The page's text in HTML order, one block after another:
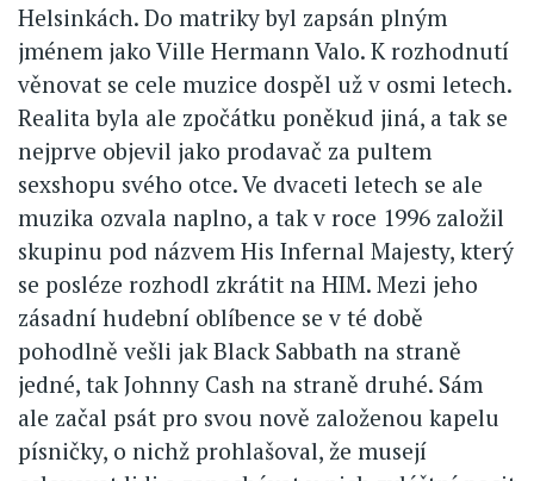
Helsinkách. Do matriky byl zapsán plným
jménem jako Ville Hermann Valo. K rozhodnutí
věnovat se cele muzice dospěl už v osmi letech.
Realita byla ale zpočátku poněkud jiná, a tak se
nejprve objevil jako prodavač za pultem
sexshopu svého otce. Ve dvaceti letech se ale
muzika ozvala naplno, a tak v roce 1996 založil
skupinu pod názvem His Infernal Majesty, který
se posléze rozhodl zkrátit na HIM. Mezi jeho
zásadní hudební oblíbence se v té době
pohodlně vešli jak Black Sabbath na straně
jedné, tak Johnny Cash na straně druhé. Sám
ale začal psát pro svou nově založenou kapelu
písničky, o nichž prohlašoval, že musejí